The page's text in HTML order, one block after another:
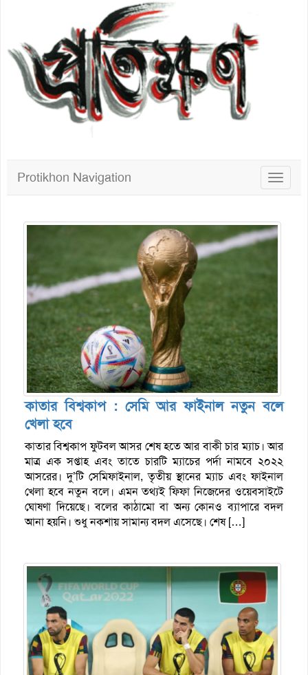
Toggle
Protikhon Navigation
কাতার বিশ্বকাপ : সেমি আর ফাইনাল নতুন বলে
খেলা হবে
কাতার বিশ্বকাপ ফুটবল আসর শেষ হতে আর বাকী চার ম্যাচ। আর
মাত্র এক সপ্তাহ এবং তাতে চারটি ম্যাচের পর্দা নামবে ২০২২
আসরের। দু’টি সেমিফাইনাল, তৃতীয় স্থানের ম্যাচ এবং ফাইনাল
খেলা হবে নতুন বলে। এমন তথ্যই ফিফা নিজেদের ওয়েবসাইটে
ঘোষণা দিয়েছে। বলের কাঠামো বা অন্য কোনও ব্যাপারে বদল
আনা হয়নি। শুধু নকশায় সামান্য বদল এসেছে। শেষ […]